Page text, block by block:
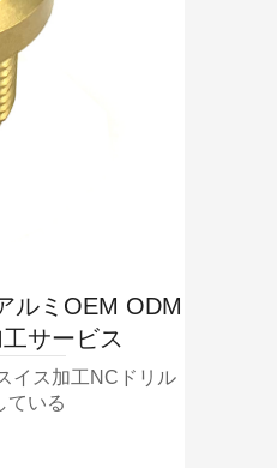
ルミOEM ODM
サービス
イス加工NCドリル
ている